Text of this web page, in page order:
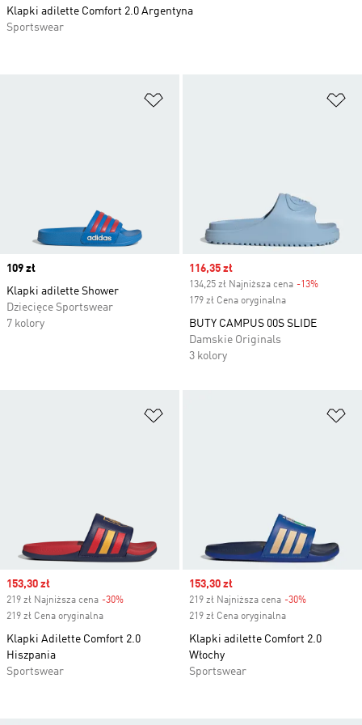
Price
109 zł
Klapki adilette Shower
Dziecięce Sportswear
7 kolory
Sale price
116,35 zł
134,25 zł Najniższa cena -13%
179 zł Cena oryginalna
BUTY CAMPUS 00S SLIDE
Damskie Originals
3 kolory
Sale price
153,30 zł
219 zł Najniższa cena -30%
219 zł Cena oryginalna
Klapki Adilette Comfort 2.0
Hiszpania
Sportswear
Sale price
153,30 zł
219 zł Najniższa cena -30%
219 zł Cena oryginalna
Klapki adilette Comfort 2.0
Włochy
Sportswear
Klapki adilette Comfort 2.0 Argentyna
Sportswear